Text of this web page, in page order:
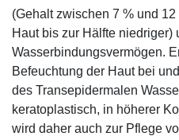
(Gehalt zwischen 7 % und
Haut bis zur Hälfte niedriger)
Wasserbindungsvermögen.
Befeuchtung der Haut bei
des Transepidermalen
keratoplastisch, in höherer
wird daher auch zur Pflege